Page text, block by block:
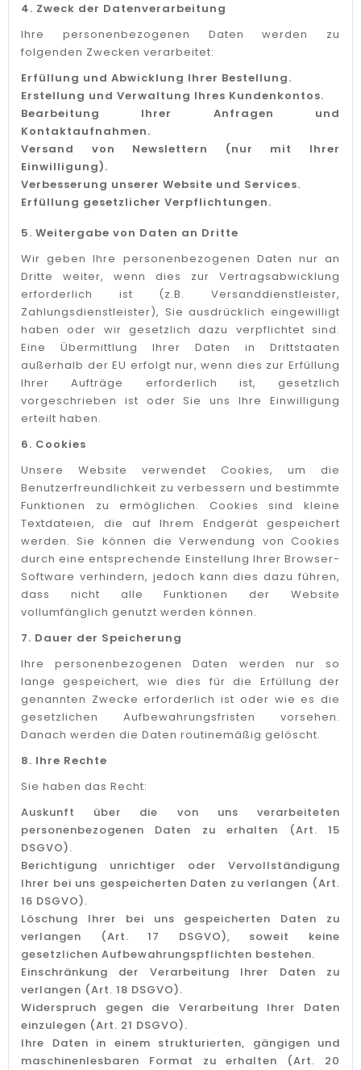
4. Zweck der Datenverarbeitung
Ihre personenbezogenen Daten werden zu
folgenden Zwecken verarbeitet:
Erfüllung und Abwicklung Ihrer Bestellung.
Erstellung und Verwaltung Ihres Kundenkontos.
Bearbeitung Ihrer Anfragen und
Kontaktaufnahmen.
Versand von Newslettern (nur mit Ihrer
Einwilligung).
Verbesserung unserer Website und Services.
Erfüllung gesetzlicher Verpflichtungen.
5. Weitergabe von Daten an Dritte
Wir geben Ihre personenbezogenen Daten nur an
Dritte weiter, wenn dies zur Vertragsabwicklung
erforderlich ist (z.B. Versanddienstleister,
Zahlungsdienstleister), Sie ausdrücklich eingewilligt
haben oder wir gesetzlich dazu verpflichtet sind.
Eine Übermittlung Ihrer Daten in Drittstaaten
außerhalb der EU erfolgt nur, wenn dies zur Erfüllung
Ihrer Aufträge erforderlich ist, gesetzlich
vorgeschrieben ist oder Sie uns Ihre Einwilligung
erteilt haben.
6. Cookies
Unsere Website verwendet Cookies, um die
Benutzerfreundlichkeit zu verbessern und bestimmte
Funktionen zu ermöglichen. Cookies sind kleine
Textdateien, die auf Ihrem Endgerät gespeichert
werden. Sie können die Verwendung von Cookies
durch eine entsprechende Einstellung Ihrer Browser-
Software verhindern, jedoch kann dies dazu führen,
dass nicht alle Funktionen der Website
vollumfänglich genutzt werden können.
7. Dauer der Speicherung
Ihre personenbezogenen Daten werden nur so
lange gespeichert, wie dies für die Erfüllung der
genannten Zwecke erforderlich ist oder wie es die
gesetzlichen Aufbewahrungsfristen vorsehen.
Danach werden die Daten routinemäßig gelöscht.
8. Ihre Rechte
Sie haben das Recht:
Auskunft über die von uns verarbeiteten
personenbezogenen Daten zu erhalten (Art. 15
DSGVO).
Berichtigung unrichtiger oder Vervollständigung
Ihrer bei uns gespeicherten Daten zu verlangen (Art.
16 DSGVO).
Löschung Ihrer bei uns gespeicherten Daten zu
verlangen (Art. 17 DSGVO), soweit keine
gesetzlichen Aufbewahrungspflichten bestehen.
Einschränkung der Verarbeitung Ihrer Daten zu
verlangen (Art. 18 DSGVO).
Widerspruch gegen die Verarbeitung Ihrer Daten
einzulegen (Art. 21 DSGVO).
Ihre Daten in einem strukturierten, gängigen und
maschinenlesbaren Format zu erhalten (Art. 20